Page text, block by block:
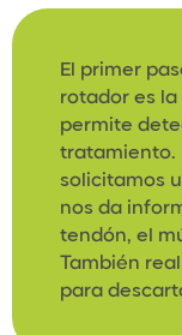
El primer
rotador es la
permite
tratamiento.
solicitamos
nos da
tendón, el
También
para